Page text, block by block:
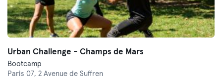
Urban Challenge - Champs de Mars
Bootcamp
Paris 07, 2 Avenue de Suffren